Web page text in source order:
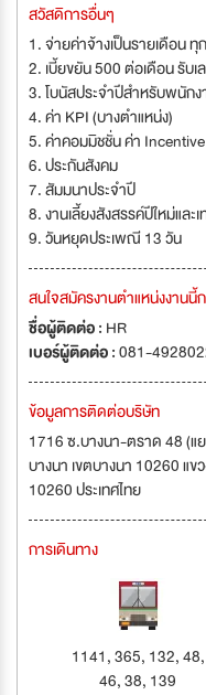
สวัสดิการอื่นๆ
1. จ่ายค่าจ้างเป็นรายเดือน ทุ
2. เบี้ยขยัน 500 ต่อเดือน รับเ
3. โบนัสประจำปีสำหรับพนัก
4. ค่า KPI (บางตำแหน่ง)
5. ค่าคอมมิชชั่น ค่า
6. ประกันสังคม
7. สัมมนาประจำปี
8. งานเลี้ยงสังสรรค์ปีใหม่และ
9. วันหยุดประเพณี 13 วัน
สนใจสมัครงานตำแหน่งงาน
ชื่อผู้ติดต่อ : HR
เบอร์ผู้ติดต่อ :081-
ข้อมูลการติดต่อบริษัท
1716 ซ.บางนา-ตราด 48 (แ
บางนา เขตบางนา 10260 แ
10260 ประเทศไทย
การเดินทาง
1141, 365, 132, 48,
46, 38, 139